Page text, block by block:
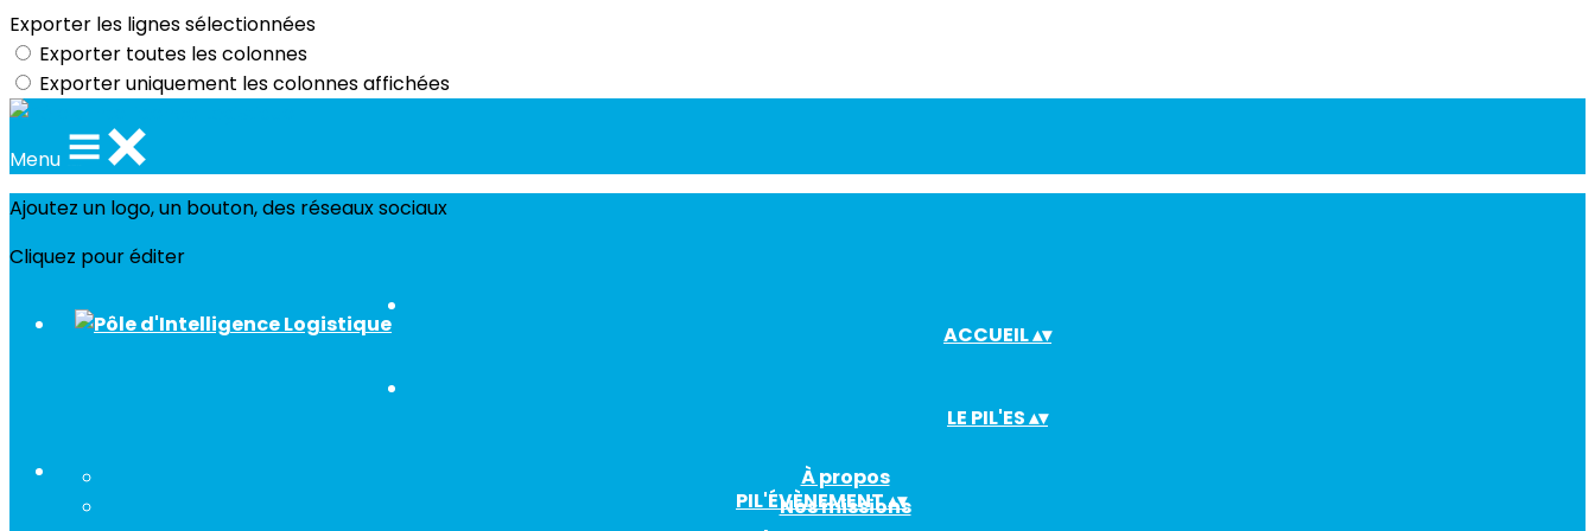
Exporter les lignes sélectionnées
Exporter toutes les colonnes
Exporter uniquement les colonnes affichées
Menu
Ajoutez un logo, un bouton, des réseaux sociaux
Cliquez pour éditer
ACCUEIL▴▾
LE PIL'ES▴▾
À propos
Nos missions
PIL'ÉVÈNEMENT▴▾